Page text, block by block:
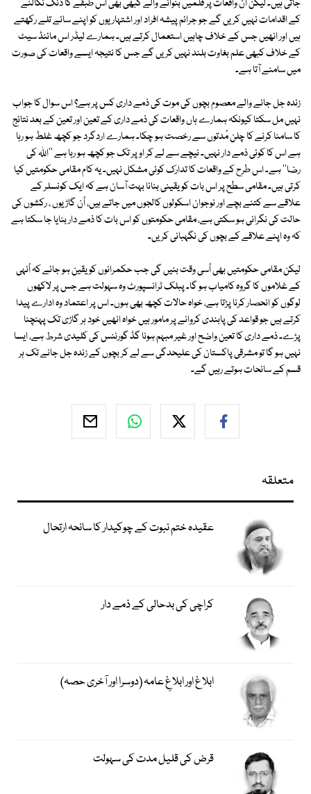
جاتی ہیں۔ لیکن ان واقعات پر فلمیں بنوانے والے کبھی بھی اس طبقے کا ڈنک نکالنے
کے اقدامات نہیں کریں گے جو جرائم پیشہ افراد اور اشتہاریوں کو اپنے سائے تلے رکھتے
ہیں اور انھیں جس کے خلاف چاہیں استعمال کرتے ہیں۔ ہمارے لیڈر اس مائنڈ سیٹ
کے خلاف کبھی علم بغاوت بلند نہیں کریں گے جس کا نتیجہ ایسے واقعات کی صورت
میں سامنے آتا ہے۔
زندہ جل جانے والے معصوم بچوں کی موت کی ذمے داری کس پر ہے؟ اس سوال کا جواب
نہیں مل سکتا کیونکہ ہمارے ہاں واقعات کی ذمے داری کے تعین اور تعین کے بعد نتائج
کا سامنا کرنے کا چلن مُدتوں سے رخصت ہو چکا۔ ہمارے اردگرد جو کچھ غلط ہو رہا
ہے اس کا کوئی ذمے دار نہیں۔ نیچے سے لے کر اوپر تک جو کچھ ہو رہا ہے ''اللہ کی
رضا'' ہے۔ اس طرح کے واقعات کا تدارک کوئی مشکل نہیں۔ یہ کام مقامی حکومتیں کیا
کرتی ہیں۔ مقامی سطح پر اس بات کو یقینی بنانا بہت آسان ہے کہ ایک کونسلر کے
علاقے سے کتنے بچے اور نوجوان اسکولوں کالجوں میں جاتے ہیں، اُن گاڑیوں ، رکشوں کی
حالت کی نگرانی ہو سکتی ہے، مقامی حکومتوں کو اس بات کا ذمے دار بنایا جا سکتا ہے
کہ وہ اپنے علاقے کے بچوں کی نگہبانی کریں۔
لیکن مقامی حکومتیں بھی اُسی وقت بنیں گی جب حکمرانوں کو یقین ہو جائے کہ اُنہی
کے غلاموں کا گروہ کامیاب ہو گا۔ پبلک ٹرانسپورٹ وہ سہولت ہے جس پر لاکھوں
لوگوں کو انحصار کرنا پڑتا ہے، خواہ حالات کچھ بھی ہوں۔ اس پر اعتماد وہ ادارے پیدا
کرتے ہیں جو قواعد کی پابندی کروانے پر مامور ہیں خواہ انھیں خود ہر گاڑی تک پہنچنا
پڑے۔ ذمے داری کا تعین واضح اور غیر مبہم ہونا گڈ گورننس کی کلیدی شرط ہے، ایسا
نہیں ہو گا تو مشرقی پاکستان کی علیحدگی سے لے کر بچوں کے زندہ جل جانے تک ہر
قسم کے سانحات ہوتے رہیں گے۔
متعلقہ
عقیدہ ختم نبوت کے چوکیدار کا سانحہ ارتحال
کراچی کی بدحالی کے ذمے دار
ابلاغ اور ابلاغِ عامہ (دوسرا اور آخری حصہ)
قرض کی قلیل مدت کی سہولت